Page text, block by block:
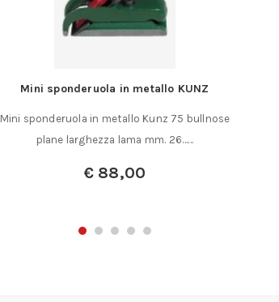
Mini sponderuola in metallo KUNZ
Mini sponderuola in metallo Kunz 75 bullnose
plane larghezza lama mm. 26……
€88,00